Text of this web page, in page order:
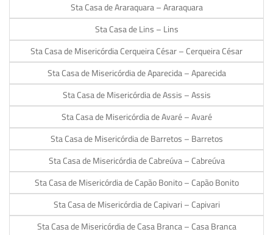
Sta Casa de Araraquara – Araraquara
Sta Casa de Lins – Lins
Sta Casa de Misericórdia Cerqueira César – Cerqueira César
Sta Casa de Misericórdia de Aparecida – Aparecida
Sta Casa de Misericórdia de Assis – Assis
Sta Casa de Misericórdia de Avaré – Avaré
Sta Casa de Misericórdia de Barretos – Barretos
Sta Casa de Misericórdia de Cabreúva – Cabreúva
Sta Casa de Misericórdia de Capão Bonito – Capão Bonito
Sta Casa de Misericórdia de Capivari – Capivari
Sta Casa de Misericórdia de Casa Branca – Casa Branca